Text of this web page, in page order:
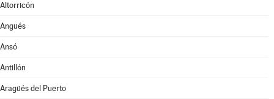
Altorricón
Angüés
Ansó
Antillón
Aragüés del Puerto